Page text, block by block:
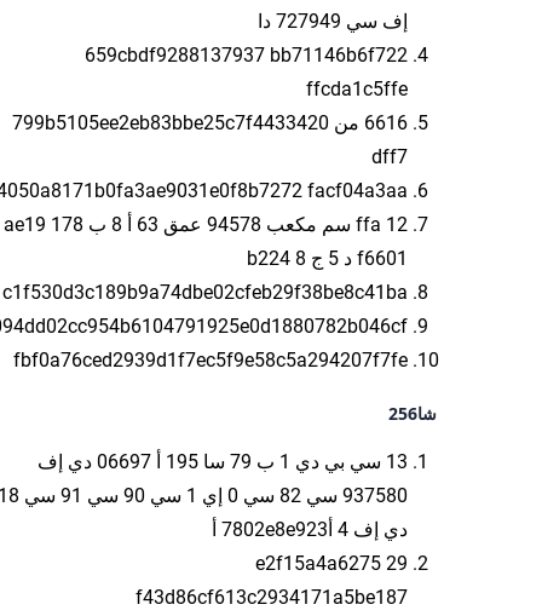
إف سي 727949 دا
659cbdf9288137937 bb71146b6f722
ffcda1c5ffe
6616 من 799b5105ee2eb83bbe25c7f4433420
dff7
facf04a3aa
ffa 12 سم مكعب 94578 عمق 63 أ 8 ب 178 ae19
f6601 د 5 ج 8 b224
c1f530d3c189b9a74dbe02cfeb29f38be8c41ba
fbf0a76ced2939d1f7ec5f9e58c5a294207f7fe
شا256
13 سي بي دي 1 ب 79 سا 195 أ 06697 دي إف
937580 سي 82 سي 0 إي 1 سي 90
دي إف 4 أ7802e8e923 أ
29 e2f15a4a6275
f43d86cf613c2934171a5be187